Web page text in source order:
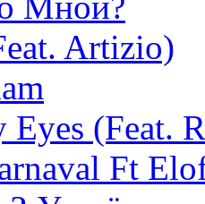
Artizio)
Eyes (Feat.
Ft